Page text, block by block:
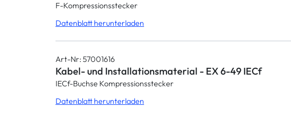
F-Kompressionsstecker
Datenblatt herunterladen
Art-Nr: 57001616
Kabel- und Installationsmaterial - EX 6-49 IECf
IECf-Buchse Kompressionsstecker
Datenblatt herunterladen